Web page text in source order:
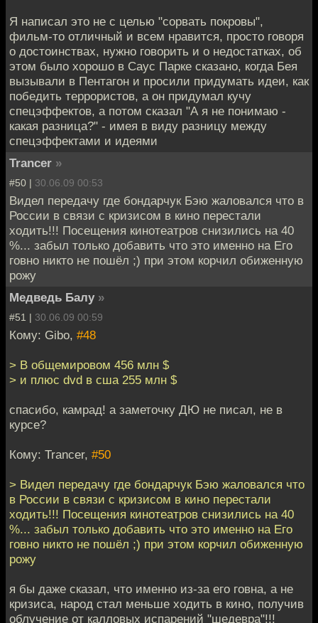
Я написал это не с целью "сорвать покровы",
фильм-то отличный и всем нравится, просто говоря
о достоинствах, нужно говорить и о недостатках, об
этом было хорошо в Саус Парке сказано, когда Бея
вызывали в Пентагон и просили придумать идеи, как
победить террористов, а он придумал кучу
спецэффектов, а потом сказал "А я не понимаю -
какая разница?" - имея в виду разницу между
спецэффектами и идеями
Trancer »
#50 | 30.06.09 00:53
Видел передачу где бондарчук Бэю жаловался что в
России в связи с кризисом в кино перестали
ходить!!! Посещения кинотеатров снизились на 40
%... забыл только добавить что это именно на Его
говно никто не пошёл ;) при этом корчил обиженную
рожу
Медведь Балу »
#51 | 30.06.09 00:59
Кому: Gibo, #48
> В общемировом 456 млн $
> и плюс dvd в сша 255 млн $
спасибо, камрад! а заметочку ДЮ не писал, не в
курсе?
Кому: Trancer, #50
> Видел передачу где бондарчук Бэю жаловался что
в России в связи с кризисом в кино перестали
ходить!!! Посещения кинотеатров снизились на 40
%... забыл только добавить что это именно на Его
говно никто не пошёл ;) при этом корчил обиженную
рожу
я бы даже сказал, что именно из-за его говна, а не
кризиса, народ стал меньше ходить в кино, получив
облучение от калловых испарений "шедевра"!!!